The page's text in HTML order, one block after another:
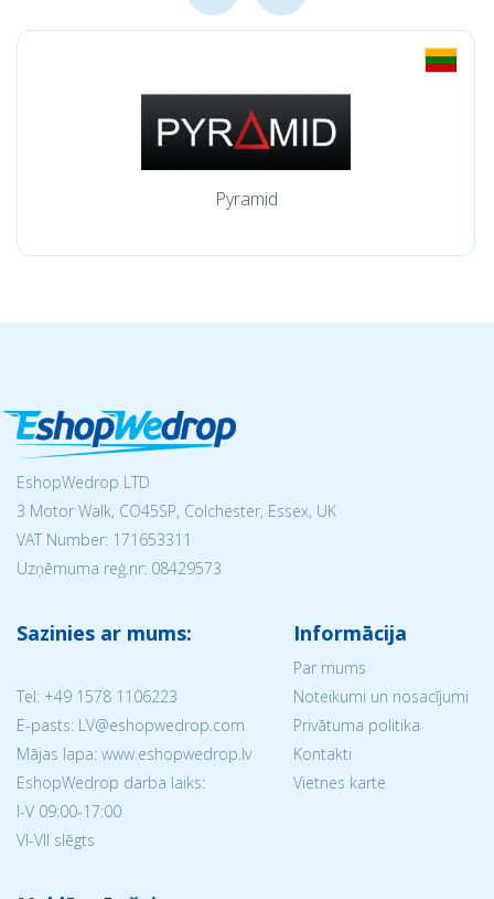
Pyramid
EshopWedrop LTD
3 Motor Walk, CO45SP, Colchester, Essex, UK
VAT Number: 171653311
Uzņēmuma reģ.nr: 08429573
Sazinies ar mums:
Tel: +49 1578 1106223
E-pasts: LV@eshopwedrop.com
Mājas lapa: www.eshopwedrop.lv
EshopWedrop darba laiks:
I-V 09:00-17:00
VI-VII slēgts
Informācija
Par mums
Noteikumi un nosacījumi
Privātuma politika
Kontakti
Vietnes karte